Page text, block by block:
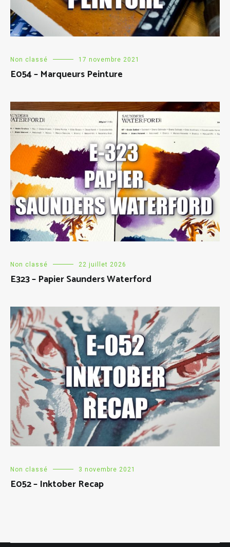
Non classé 17 novembre 2021
E054 – Marqueurs Peinture
Non classé 22 juillet 2026
E323 – Papier Saunders Waterford
Non classé 3 novembre 2021
E052 – Inktober Recap